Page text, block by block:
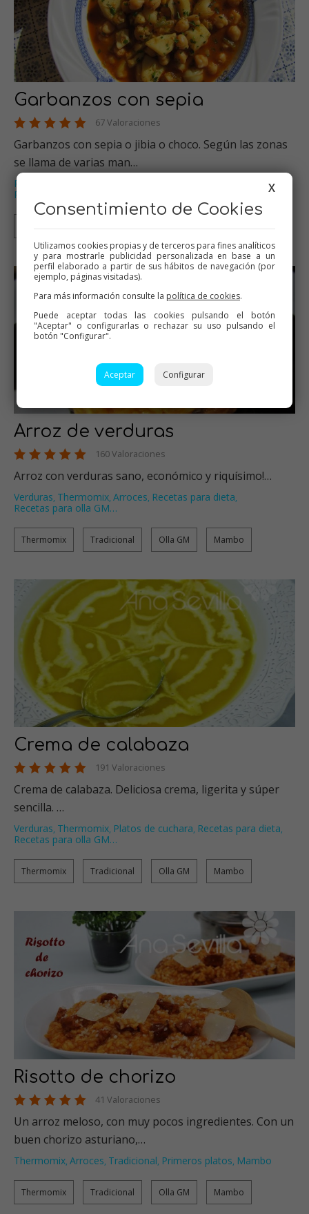
Garbanzos con sepia
67 Valoraciones
Garbanzos con sepia o jibia o choco. Según las zonas
se llama de varias man…
Pescados Recetas para dieta
Recetas para olla GM
Thermomix Tradicional Olla GM Mambo
Arroz de verduras
160 Valoraciones
Arroz con verduras sano, económico y riquísimo!…
Verduras, Thermomix, Arroces, Recetas para dieta,
Recetas para olla GM…
Thermomix Tradicional Olla GM Mambo
Crema de calabaza
191 Valoraciones
Crema de calabaza. Deliciosa crema, ligerita y súper
sencilla. …
Verduras, Thermomix, Platos de cuchara, Recetas para dieta,
Recetas para olla GM…
Thermomix Tradicional Olla GM Mambo
Risotto de chorizo
41 Valoraciones
Un arroz meloso, con muy pocos ingredientes. Con un
buen chorizo asturiano,…
Thermomix, Arroces, Tradicional, Primeros platos, Mambo
Thermomix Tradicional Olla GM Mambo
X
Consentimiento de Cookies
Utilizamos cookies propias y de terceros para fines analíticos
y para mostrarle publicidad personalizada en base a un
perfil elaborado a partir de sus hábitos de navegación (por
ejemplo, páginas visitadas).
Para más información consulte la política de cookies.
Puede aceptar todas las cookies pulsando el botón
"Aceptar" o configurarlas o rechazar su uso pulsando el
botón "Configurar".
Aceptar Configurar